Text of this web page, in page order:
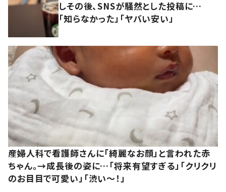
しその後、SNSが騒然とした投稿に…
「知らなかった」「ヤバい安い」
産婦人科で看護師さんに「綺麗なお顔」と言われた赤
ちゃん。→成長後の姿に…「将来有望すぎる」「クリクリ
のお目目で可愛い」「渋い～！」